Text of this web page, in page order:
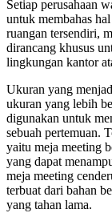
Setiap perusahaan
untuk membahas
ruangan tersendiri,
dirancang khusus
lingkungan kantor
Ukuran yang
ukuran yang lebih
digunakan untuk
sebuah pertemuan.
yaitu meja meeting
yang dapat
meja meeting
terbuat dari bahan
yang tahan lama.